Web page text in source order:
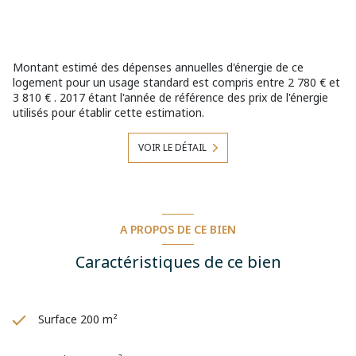
Maison coup de cœur idéale pour familles nombreuses,
artisans, collectionneur, chambre d'hôtes, investisseurs,
profession libérale, passionnés d'équidés et d'animaux.
Un écrin de verdure situé en ville, à proximité immédiate
des commerces, écoles, collèges, crèches,
infrastructures, parcs et axes autoroutiers A1/A21 !
Prix moyens des énergies indexés sur l'année 2022
(abonnements compris)
Montant estimé des dépenses annuelles d'énergie de ce
logement pour un usage standard est compris entre 2 780 € et
3 810 € . 2017 étant l'année de référence des prix de l'énergie
utilisés pour établir cette estimation.
VOIR LE DÉTAIL
A PROPOS DE CE BIEN
Caractéristiques de ce bien
Surface 200 m²